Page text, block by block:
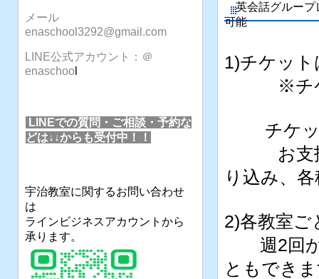
英会話グループ
可能
1)チケッ
※チケッ
チケッ
お支払
り込み、
2)各教室
週2回か
ともでき
メール
enaschool3292@gmail.com
LINE公式アカウント：＠
enaschoo
LINEでの質問・ご相談・予約な
どは↓↓からも受付中！！
宇治教室に関するお問い合わせ
は
ラインビジネスアカウントから
承ります。